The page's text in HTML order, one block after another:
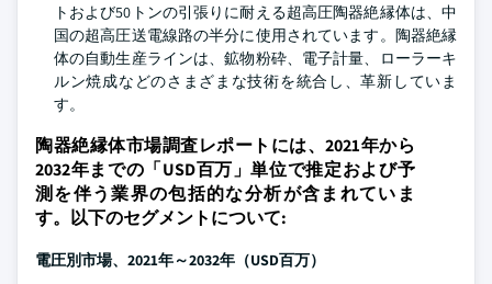
トおよび50トンの引張りに耐える超高圧陶器絶縁体は、中
国の超高圧送電線路の半分に使用されています。陶器絶縁
体の自動生産ラインは、鉱物粉砕、電子計量、ローラーキ
ルン焼成などのさまざまな技術を統合し、革新していま
す。
陶器絶縁体市場調査レポートには、2021年から
2032年までの「USD百万」単位で推定および予
測を伴う業界の包括的な分析が含まれていま
す。以下のセグメントについて:
電圧別市場、2021年～2032年（USD百万）